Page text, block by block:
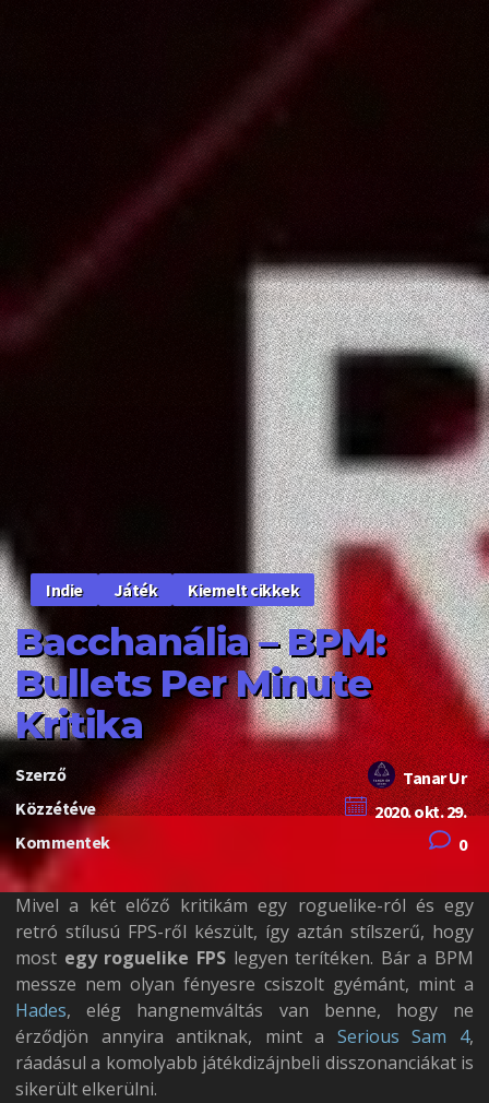
Indie Játék Kiemelt cikkek
Bacchanália – BPM:
Bullets Per Minute
Kritika
Szerző
Tanar Ur
Közzétéve
2020. okt. 29.
Kommentek
0
Mivel a két előző kritikám egy roguelike-ról és egy
retró stílusú FPS-ről készült, így aztán stílszerű, hogy
most egy roguelike FPSlegyen terítéken. Bár a BPM
messze nem olyan fényesre csiszolt gyémánt, mint a
Hades, elég hangnemváltás van benne, hogy ne
érződjön annyira antiknak, mint a Serious Sam 4,
ráadásul a komolyabb játékdizájnbeli disszonanciákat is
sikerült elkerülni.